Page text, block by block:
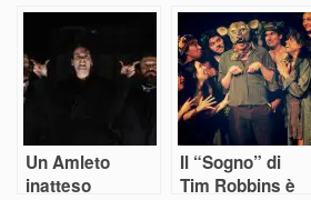
Un Amleto
inatteso
Il “Sogno” di
Tim Robbins è